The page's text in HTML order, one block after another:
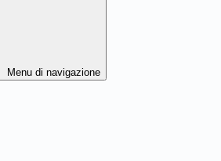
Menu di navigazione